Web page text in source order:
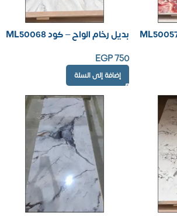
بديل رخام الواح – كود ML50068
EGP750
إضافة إلى السلة